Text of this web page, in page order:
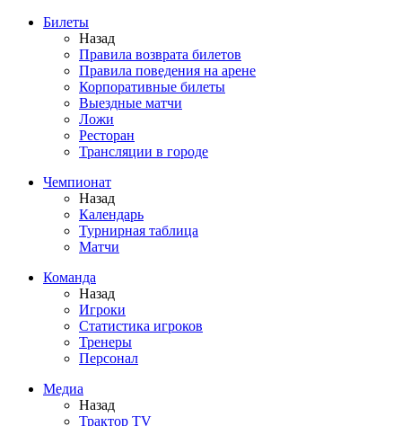
Билеты
Назад
Правила возврата билетов
Правила поведения на арене
Корпоративные билеты
Выездные матчи
Ложи
Ресторан
Трансляции в городе
Чемпионат
Назад
Календарь
Турнирная таблица
Матчи
Команда
Назад
Игроки
Статистика игроков
Тренеры
Персонал
Медиа
Назад
Трактор TV